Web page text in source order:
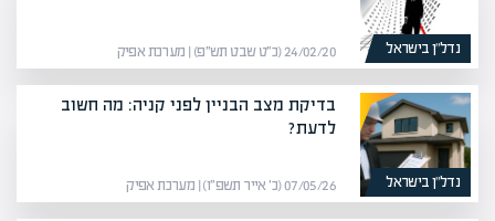
נדל”ן בישראל 24/02/20 (כ״ט שבט תש״פ) | מערכת אפיק
נדל”ן בישראל
בדיקת מצב הבניין לפני קניה: מה חשוב
לדעת?
07/05/26 (כ׳ אייר תשפ״ו) | מערכת אפיק